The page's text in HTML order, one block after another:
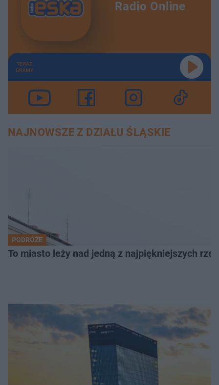
Radio Online
TERAZ
GRAMY
NAJNOWSZE Z DZIAŁU ŚLĄSKIE
PODRÓŻE
To miasto leży nad jedną z najpiękniejszych